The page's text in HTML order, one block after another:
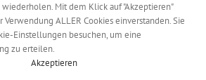
Mit dem Klick auf "Akzeptieren"
ALLER Cookies einverstanden. Sie
Einstellungen besuchen, um eine
zu erteilen.
Akzeptieren